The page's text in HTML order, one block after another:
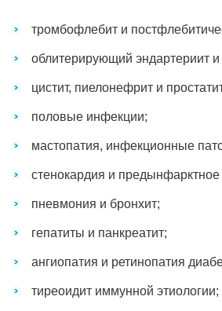
тромбофлебит и
облитерирующий эндартериит и
цистит, пиелонефрит и
половые инфекции;
мастопатия, инфекционные
стенокардия и предынфарктное
пневмония и бронхит;
гепатиты и панкреатит;
ангиопатия и ретинопатия
тиреоидит иммунной этиологии;